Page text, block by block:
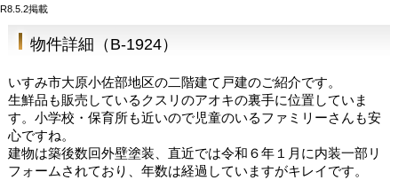
R8.5.2掲載
物件詳細（B-1924）
いすみ市大原小佐部地区の二階建て戸建のご紹介です。
生鮮品も販売しているクスリのアオキの裏手に位置していま
す。小学校・保育所も近いので児童のいるファミリーさんも安
心ですね。
建物は築後数回外壁塗装、直近では令和６年１月に内装一部リ
フォームされており、年数は経過していますがキレイです。